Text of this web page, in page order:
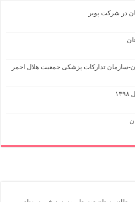
در شرکت پوبر
سازمان تدارکات پزشکی جمعیت هلال احمر